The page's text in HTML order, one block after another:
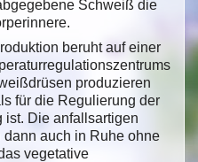
Schweiß die
beruht auf einer
produzieren
für die Regulierung der
ist. Die anfallsartigen
auch in Ruhe ohne
vegetative